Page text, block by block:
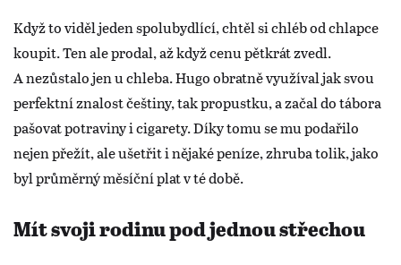
Když to viděl jeden spolubydlící, chtěl si chléb od chlapce
koupit. Ten ale prodal, až když cenu pětkrát zvedl.
A nezůstalo jen u chleba. Hugo obratně využíval jak svou
perfektní znalost češtiny, tak propustku, a začal do tábora
pašovat potraviny i cigarety. Díky tomu se mu podařilo
nejen přežít, ale ušetřit i nějaké peníze, zhruba tolik, jako
byl průměrný měsíční plat v té době.
Mít svoji rodinu pod jednou střechou